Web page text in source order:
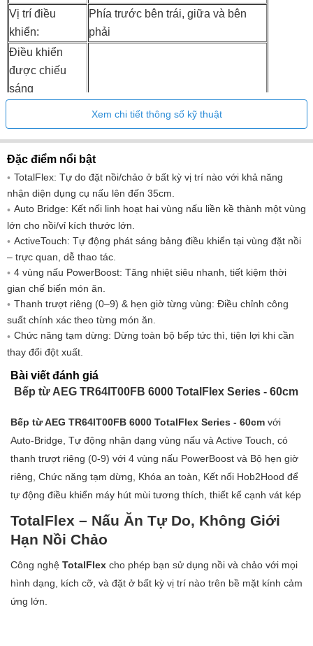
Vị trí điều
khiển:
Phía trước bên trái, giữa và bên
phải
Điều khiển
được chiếu
sáng
Power
Công tắc
Chức năng
khóa
Hệ thống an
toàn cho trẻ
Khóa an toàn
Tín hiệu âm
thanh với tùy
chọn ngắt kết
nối
giờ
Bộ hẹn giờ tiết
kiệm:
Tắt nguồn nấu trước khi hết thời
gian đã lập trình và sử dụng nhiệt
còn lại từ vùng nấu để hoàn tất quá
trình nấu.
Chức năng hẹn
giờ
Opti Heat
Control:
Chức năng kiểm soát nhiệt dư 3
bước
Dễ dàng lắp
Xem chi tiết thông số kỹ thuật
Đặc điểm nổi bật
TotalFlex: Tự do đặt nồi/chảo ở bất kỳ vị trí nào với khả năng
nhận diện dụng cụ nấu lên đến 35cm.
Auto Bridge: Kết nối linh hoạt hai vùng nấu liền kề thành một vùng
lớn cho nồi/vỉ kích thước lớn.
ActiveTouch: Tự động phát sáng bảng điều khiển tại vùng đặt nồi
– trực quan, dễ thao tác.
4 vùng nấu PowerBoost: Tăng nhiệt siêu nhanh, tiết kiệm thời
gian chế biến món ăn.
Thanh trượt riêng (0–9) & hẹn giờ từng vùng: Điều chỉnh công
suất chính xác theo từng món ăn.
Chức năng tạm dừng: Dừng toàn bộ bếp tức thì, tiện lợi khi cần
thay đổi đột xuất.
Bài viết đánh giá
Bếp từ AEG TR64IT00FB 6000 TotalFlex Series - 60cm
Bếp từ AEG TR64IT00FB 6000 TotalFlex Series - 60cm với
Auto-Bridge, Tự động nhận dạng vùng nấu và Active Touch, có
thanh trượt riêng (0-9) với 4 vùng nấu PowerBoost và Bộ hẹn giờ
riêng, Chức năng tạm dừng, Khóa an toàn, Kết nối Hob2Hood để
tự động điều khiển máy hút mùi tương thích, thiết kế cạnh vát kép
TotalFlex – Nấu Ăn Tự Do, Không Giới
Hạn Nồi Chảo
Công nghệ TotalFlex cho phép bạn sử dụng nồi và chảo với mọi
hình dạng, kích cỡ, và đặt ở bất kỳ vị trí nào trên bề mặt kính cảm
ứng lớn.